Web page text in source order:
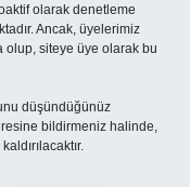
olarak denetleme
Ancak, üyelerimiz
olup, siteye üye olarak bu
düşündüğünüz
bildirmeniz halinde,